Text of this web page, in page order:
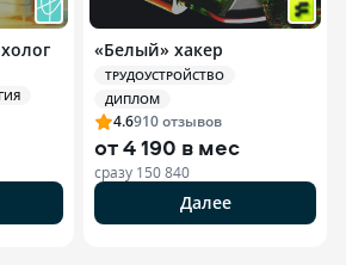
«Белый» хакер
ТРУДОУСТРОЙСТВО
ДИПЛОМ
4.6910отзывов
от4 190 в мес
сразу 150 840
Далее